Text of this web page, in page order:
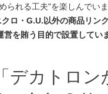
られる工夫"を楽しんでいま
ロ・G.U.以外の商品リン
営を賄う目的で設置してい
デカトロン